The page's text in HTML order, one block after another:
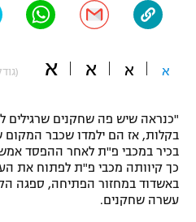
"מחצית בשכונה" –
משתתפים וזוכים בפרסים
תקנון משתתפים וזוכים בפרסים
תקנון עבור פעילות אלקטרה
תקנון עבור פעילות ספורט 1 – "מרלן"
טניס
גיימינג E-Sports
אופניים
ספורט מוטורי
פוטבול אמריקאי NFL
בייסבול MLB
א א א א
"כנראה שיש פה שחקנים שרגילים
בקלות, אז הם ילמדו שכבר
כך קיוותה מכבי פ"ת לפתוח את
באשדוד במחזור הפתיחה, ספגה
עשרה שחקנים.